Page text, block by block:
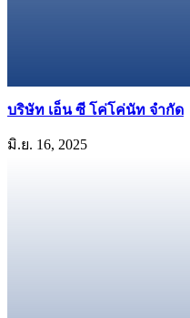
บริษัท เอ็น ซี โค่โค่นัท จำกัด
มิ.ย. 16, 2025